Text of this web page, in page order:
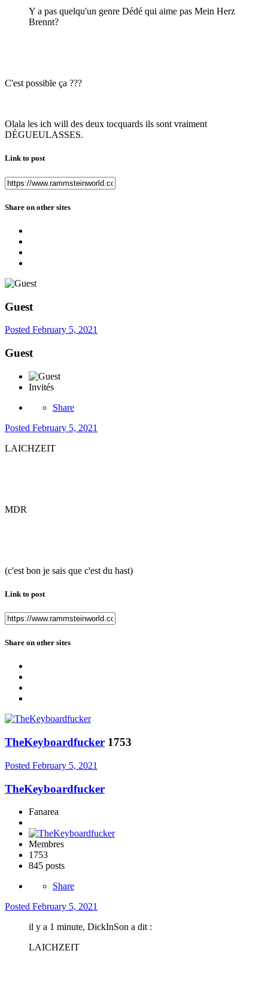
Y a pas quelqu'un genre Dédé qui aime pas Mein Herz
Brennt?
C'est possible ça ???
Olala les ich will des deux tocquards ils sont vraiment
DÉGUEULASSES.
Link to post
Share on other sites
Guest
Posted February 5, 2021
Guest
Invités
Share
Posted February 5, 2021
LAICHZEIT
MDR
(c'est bon je sais que c'est du hast)
Link to post
Share on other sites
TheKeyboardfucker 1753
Posted February 5, 2021
TheKeyboardfucker
Fanarea
Membres
1753
845 posts
Share
Posted February 5, 2021
il y a 1 minute, DickInSon a dit :
LAICHZEIT